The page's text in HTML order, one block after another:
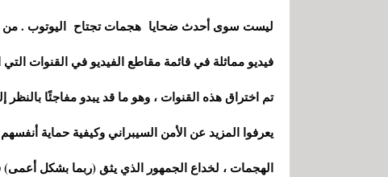
ليست سوى أحدث ضحايا هجمات تجتاح اليوتوب . من
فيديو مماثلة في قائمة مقاطع الفيديو في القنوات
تم اختراق هذه القنوات ، وهو ما قد يبدو مفاجئًا
يعرفوا المزيد عن الأمن السيبراني وكيفية حماية
الهجمات ، لخداع الجمهور الذي يثق (ربما بشكل